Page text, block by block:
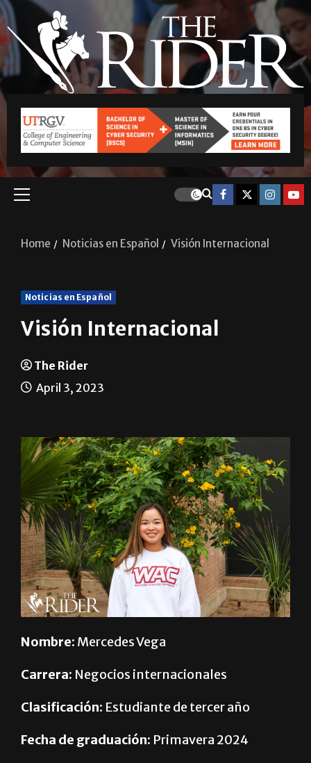
Home Noticias en Español Visión Internacional
Noticias en Español
Visión Internacional
The Rider
April 3, 2023
Nombre: Mercedes Vega
Carrera: Negocios internacionales
Clasificación: Estudiante de tercer año
Fecha de graduación: Primavera 2024